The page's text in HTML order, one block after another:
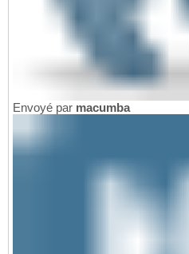
Envoyé par macumba